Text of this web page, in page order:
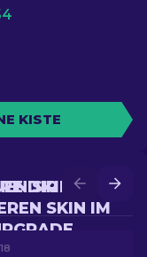
KISTE
DIR EINEN
SKIN IM
SKIN IM